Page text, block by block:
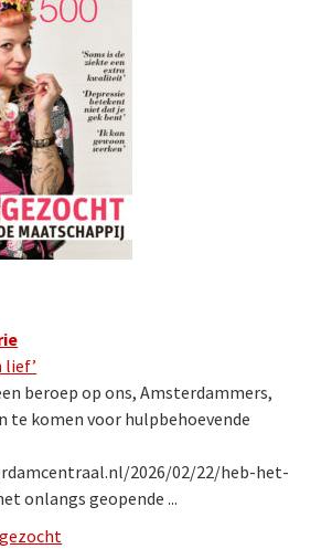
lief’
beroep op ons, Amsterdammers,
te komen voor hulpbehoevende
2026/02/22/heb-het-
onlangs geopende ...